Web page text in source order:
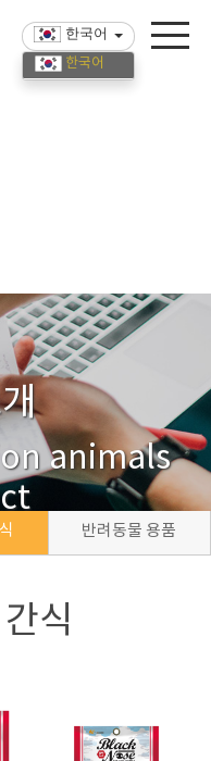
한국어
한국어
animals
반려동물 용품
식